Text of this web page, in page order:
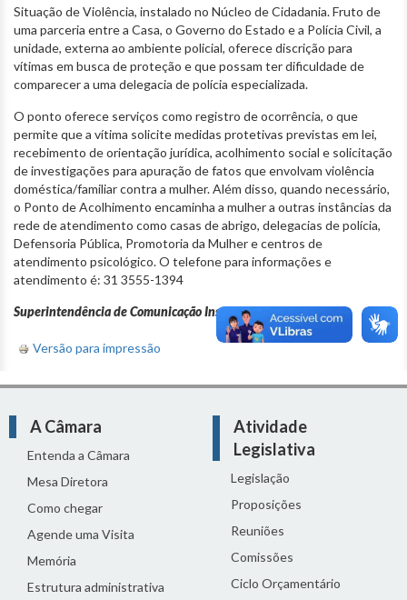
Situação de Violência, instalado no Núcleo de Cidadania. Fruto de
uma parceria entre a Casa, o Governo do Estado e a Polícia Civil, a
unidade, externa ao ambiente policial, oferece discrição para
vítimas em busca de proteção e que possam ter dificuldade de
comparecer a uma delegacia de polícia especializada.
O ponto oferece serviços como registro de ocorrência, o que
permite que a vítima solicite medidas protetivas previstas em lei,
recebimento de orientação jurídica, acolhimento social e solicitação
de investigações para apuração de fatos que envolvam violência
doméstica/familiar contra a mulher. Além disso, quando necessário,
o Ponto de Acolhimento encaminha a mulher a outras instâncias da
rede de atendimento como casas de abrigo, delegacias de polícia,
Defensoria Pública, Promotoria da Mulher e centros de
atendimento psicológico. O telefone para informações e
atendimento é: 31 3555-1394
Superintendência de Comunicação Institucional
Versão para impressão
A Câmara
Entenda a Câmara
Mesa Diretora
Como chegar
Agende uma Visita
Memória
Estrutura administrativa
Atividade
Legislativa
Legislação
Proposições
Reuniões
Comissões
Ciclo Orçamentário